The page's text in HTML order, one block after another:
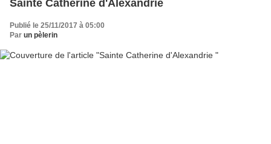
Sainte Catherine d'Alexandrie
Publié le 25/11/2017 à 05:00
Par un pèlerin